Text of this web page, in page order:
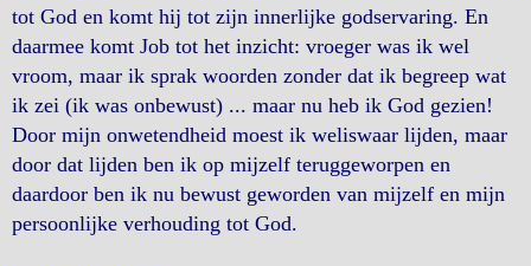
tot God en komt hij tot zijn innerlijke godservaring. En
daarmee komt Job tot het inzicht: vroeger was ik wel
vroom, maar ik sprak woorden zonder dat ik begreep wat
ik zei (ik was onbewust) ... maar nu heb ik God gezien!
Door mijn onwetendheid moest ik weliswaar lijden, maar
door dat lijden ben ik op mijzelf teruggeworpen en
daardoor ben ik nu bewust geworden van mijzelf en mijn
persoonlijke verhouding tot God.